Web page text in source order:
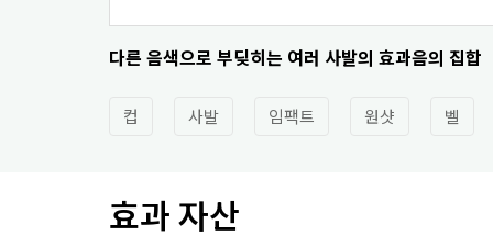
다른 음색으로 부딪히는 여러 사발의 효과음의 집합
컵 사발 임팩트 원샷 벨
효과 자산